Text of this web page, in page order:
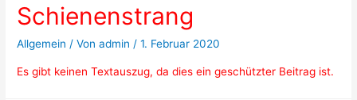
Schienenstrang
Allgemein / Vonadmin /1. Februar 2020
Es gibt keinen Textauszug, da dies ein geschützter Beitrag ist.